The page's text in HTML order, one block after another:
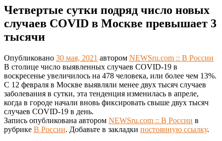
Четвертые сутки подряд число новых
случаев COVID в Москве превышает 3
тысячи
Опубликовано 30 мая, 2021 автором NEWSru.com :: В России
В столице число выявленных случаев COVID-19 в
воскресенье увеличилось на 478 человека, или более чем 13%.
С 12 февраля в Москве выявляли менее двух тысяч случаев
заболевания в сутки, эта тенденция изменилась в апреле,
когда в городе начали вновь фиксировать свыше двух тысяч
случаев COVID-19 в день.
Запись опубликована автором NEWSru.com :: В России в
рубрике В России. Добавьте в закладки постоянную ссылку.